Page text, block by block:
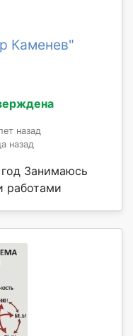
Каменев"
назад
назад
Занимаюсь
работами